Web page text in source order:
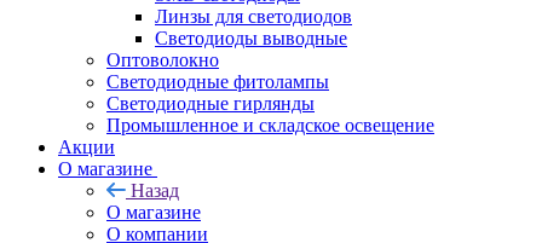
Линзы для светодиодов
Светодиоды выводные
Оптоволокно
Светодиодные фитолампы
Светодиодные гирлянды
Промышленное и складское освещение
Акции
О магазине
Назад
О магазине
О компании